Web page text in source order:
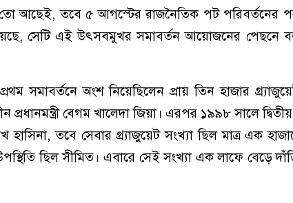
আছেই, তবে ৫ আগস্টের রাজনৈতিক পট পরিবর্তনের
সেটি এই উৎসবমুখর সমাবর্তন আয়োজনের পেছনে
সমাবর্তনে অংশ নিয়েছিলেন প্রায় তিন হাজার
প্রধানমন্ত্রী বেগম খালেদা জিয়া। এরপর ১৯৯৮ সালে
হাসিনা, তবে সেবার গ্র্যাজুয়েট সংখ্যা ছিল মাত্র এক
ছিল সীমিত। এবারে সেই সংখ্যা এক লাফে বেড়ে